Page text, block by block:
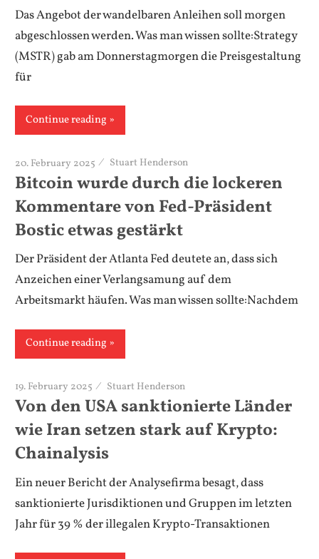
Das Angebot der wandelbaren Anleihen soll morgen
abgeschlossen werden. Was man wissen sollte:Strategy
(MSTR) gab am Donnerstagmorgen die Preisgestaltung
für
Continue reading
20. February 2025 Stuart Henderson
Bitcoin wurde durch die lockeren
Kommentare von Fed-Präsident
Bostic etwas gestärkt
Der Präsident der Atlanta Fed deutete an, dass sich
Anzeichen einer Verlangsamung auf dem
Arbeitsmarkt häufen. Was man wissen sollte:Nachdem
Continue reading
19. February 2025 Stuart Henderson
Von den USA sanktionierte Länder
wie Iran setzen stark auf Krypto:
Chainalysis
Ein neuer Bericht der Analysefirma besagt, dass
sanktionierte Jurisdiktionen und Gruppen im letzten
Jahr für 39 % der illegalen Krypto-Transaktionen